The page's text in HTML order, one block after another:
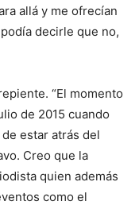
allá y me ofrecían
decirle que no,
“El momento
de 2015 cuando
estar atrás del
Creo que la
quien además
como el